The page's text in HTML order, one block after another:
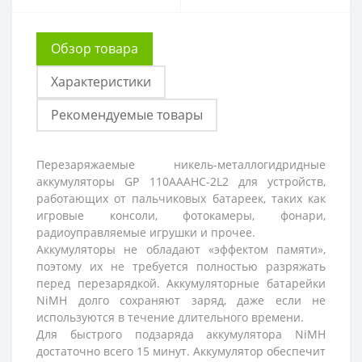
Обзор товара
Характеристики
Рекомендуемые товары
Перезаряжаемые никель-металлогидридные
аккумуляторы GP 110AAAHC-2L2 для устройств,
работающих от пальчиковых батареек, таких как
игровые консоли, фотокамеры, фонари,
радиоуправляемые игрушки и прочее.
Аккумуляторы не обладают «эффектом памяти»,
поэтому их не требуется полностью разряжать
перед перезарядкой. Аккумуляторные батарейки
NiMH долго сохраняют заряд, даже если не
используются в течение длительного времени.
Для быстрого подзаряда аккумулятора NiMH
достаточно всего 15 минут. Аккумулятор обеспечит